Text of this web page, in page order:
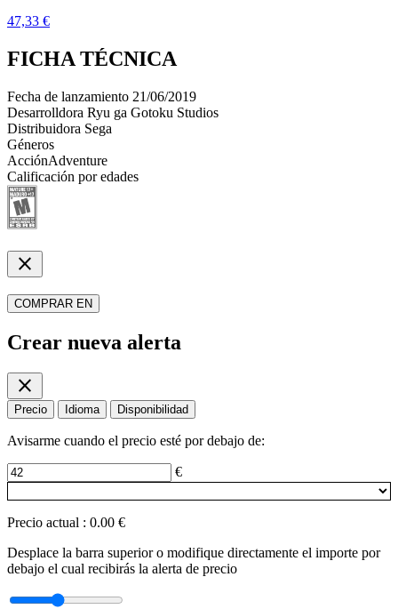
47,33 €
FICHA TÉCNICA
Fecha de lanzamiento 21/06/2019
Desarrolldora Ryu ga Gotoku Studios
Distribuidora Sega
Géneros
AcciónAdventure
Calificación por edades
close
COMPRAR EN
Crear nueva alerta
close
Precio Idioma Disponibilidad
Avisarme cuando el precio esté por debajo de:
€
Precio actual : 0.00 €
Desplace la barra superior o modifique directamente el importe por
debajo el cual recibirás la alerta de precio